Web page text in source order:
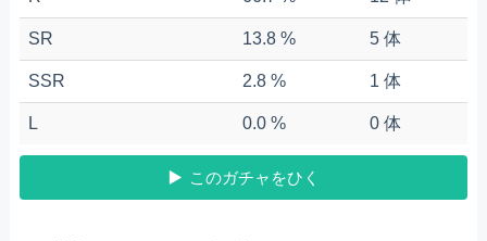
SR 13.8 % 5 体
SSR 2.8 % 1 体
L 0.0 % 0 体
このガチャをひく